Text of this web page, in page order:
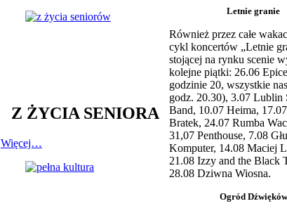
Z ŻYCIA SENIORA
Więcej…
Letnie granie
Również przez całe
cykl koncertów „Letnie
stojącej na rynku scenie
kolejne piątki: 26.06
godzinie 20, wszystkie
godz. 20.30), 3.07 Lublin
Band, 10.07 Heima,
Bratek, 24.07 Rumba
31,07 Penthouse, 7.08
Komputer, 14.08 Maciej
21.08 Izzy and the Black
28.08 Dziwna Wiosna.
Ogród Dźwięków